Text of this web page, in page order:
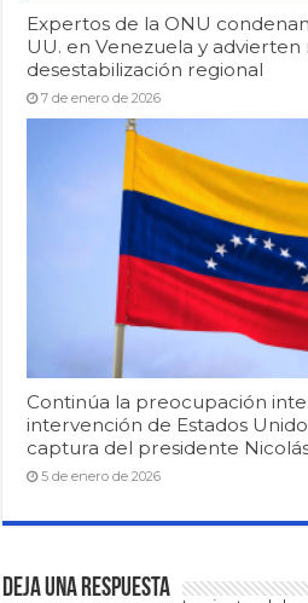
Expertos de la ONU
UU. en Venezuela y advierten
desestabilización regional
7 de enero de 2026
Continúa la preocupación
intervención de Estados
captura del presidente
5 de enero de 2026
Deja una respuesta